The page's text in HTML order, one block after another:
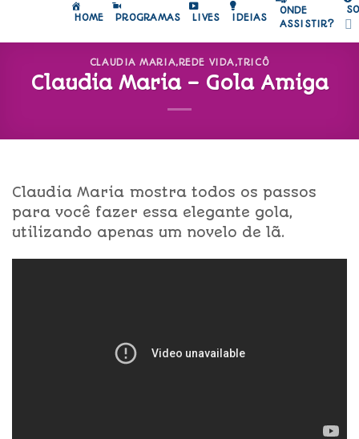
HOME PROGRAMAS LIVES IDEIAS
ONDE
ASSISTIR?
CLAUDIA MARIA,REDE VIDA,TRICÔ
Claudia Maria – Gola Amiga
Claudia Maria mostra todos os passos
para você fazer essa elegante gola,
utilizando apenas um novelo de lã.